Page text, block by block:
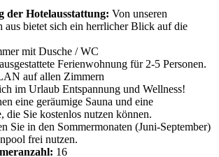
der Hotelausstattung: Von unseren
aus bietet sich ein herrlicher Blick auf die
mit Dusche / WC
Ferienwohnung für 2-5 Personen.
auf allen Zimmern
im Urlaub Entspannung und Wellness!
eine geräumige Sauna und eine
die Sie kostenlos nutzen können.
Sie in den Sommermonaten (Juni-September)
frei nutzen.
16